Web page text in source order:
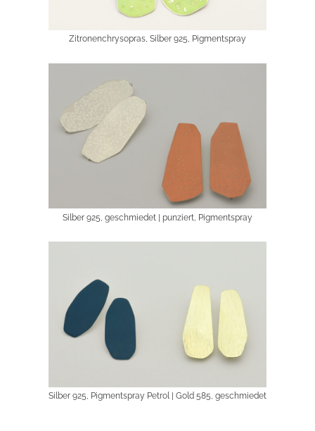
Zitronenchrysopras, Silber 925, Pigmentspray
Silber 925, geschmiedet | punziert, Pigmentspray
Silber 925, Pigmentspray Petrol | Gold 585, geschmiedet